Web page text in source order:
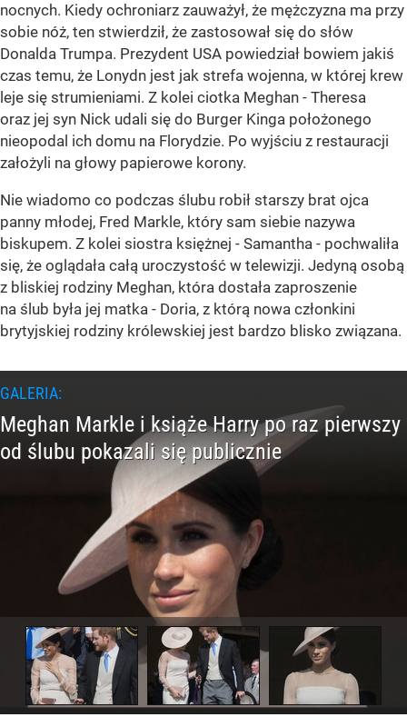
nocnych. Kiedy ochroniarz zauważył, że mężczyzna ma przy
sobie nóż, ten stwierdził, że zastosował się do słów
Donalda Trumpa. Prezydent USA powiedział bowiem jakiś
czas temu, że Lonydn jest jak strefa wojenna, w której krew
leje się strumieniami. Z kolei ciotka Meghan - Theresa
oraz jej syn Nick udali się do Burger Kinga położonego
nieopodal ich domu na Florydzie. Po wyjściu z restauracji
założyli na głowy papierowe korony.
Nie wiadomo co podczas ślubu robił starszy brat ojca
panny młodej, Fred Markle, który sam siebie nazywa
biskupem. Z kolei siostra księżnej - Samantha - pochwaliła
się, że oglądała całą uroczystość w telewizji. Jedyną osobą
z bliskiej rodziny Meghan, która dostała zaproszenie
na ślub była jej matka - Doria, z którą nowa członkini
brytyjskiej rodziny królewskiej jest bardzo blisko związana.